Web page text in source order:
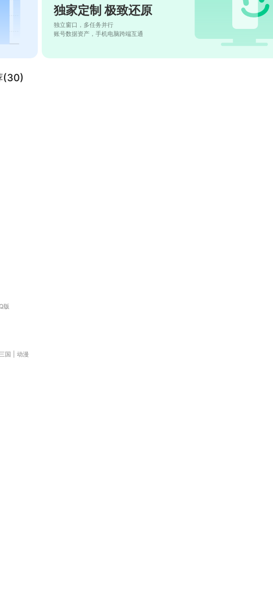
独家定制 极致还原
独立窗口，多任务并行
账号数据资产，手机电脑跨端互通
(30)
版
三国
动漫